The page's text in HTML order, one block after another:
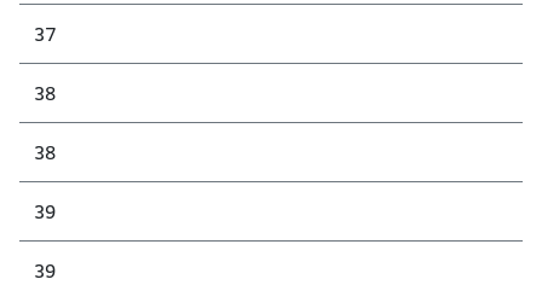
37
38
38
39
39